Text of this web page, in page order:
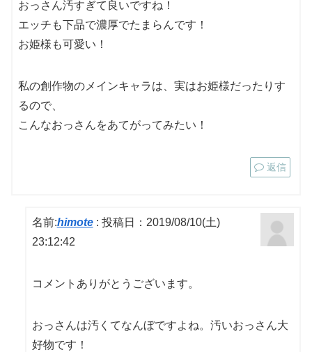
おっさん汚すぎて良いですね！
エッチも下品で濃厚でたまらんです！
お姫様も可愛い！
私の創作物のメインキャラは、実はお姫様だったりす
るので、
こんなおっさんをあてがってみたい！
返信
名前:himote: 投稿日：2019/08/10(土)
23:12:42
コメントありがとうございます。
おっさんは汚くてなんぼですよね。汚いおっさん大
好物です！